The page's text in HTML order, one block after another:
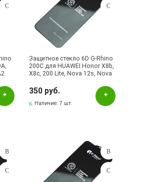
телефонов 51 Другие
Защитное стекло 6D G-Rhino
200C для HUAWEI Honor X8b,
X8c, 200 Lite, Nova 12s, Nova
(Тип 1)
350 руб.
Наличие:7 шт.